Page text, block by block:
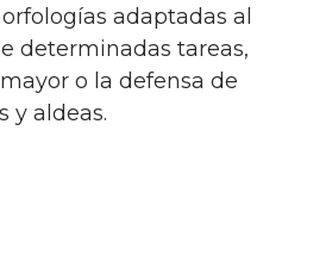
adaptadas al
determinadas tareas,
o la defensa de
y aldeas.